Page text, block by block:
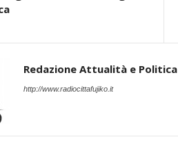
Redazione Attualità e Politica
http://www.radiocittafujiko.it